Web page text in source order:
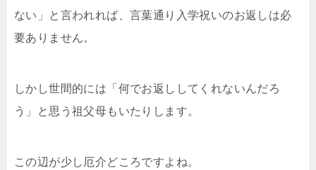
ない」と言われれば、言葉通り入学祝いのお返しは必
要ありません。
しかし世間的には「何でお返ししてくれないんだろ
う」と思う祖父母もいたりします。
この辺が少し厄介どころですよね。